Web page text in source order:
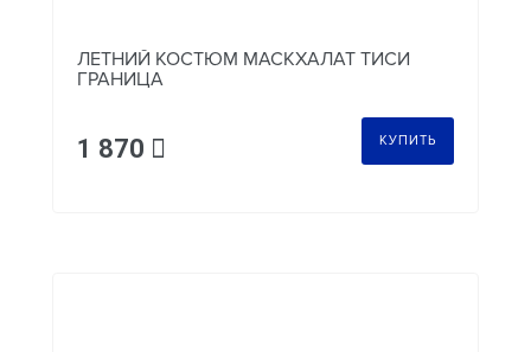
ЛЕТНИЙ КОСТЮМ МАСКХАЛАТ ТИСИ
ГРАНИЦА
1 870 КУПИТЬ